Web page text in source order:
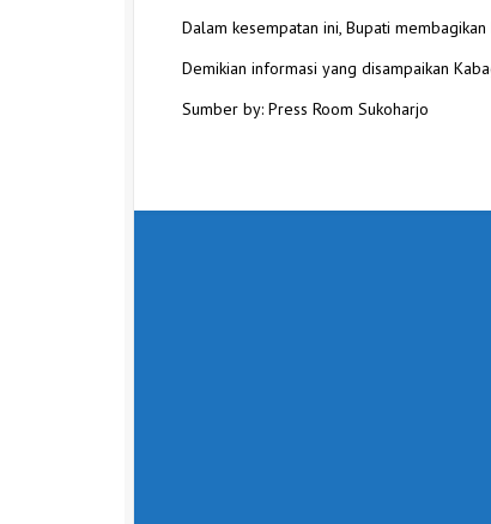
Dalam kesempatan ini, Bupati
Demikian informasi yang disampaikan
Sumber by: Press Room Sukoharjo